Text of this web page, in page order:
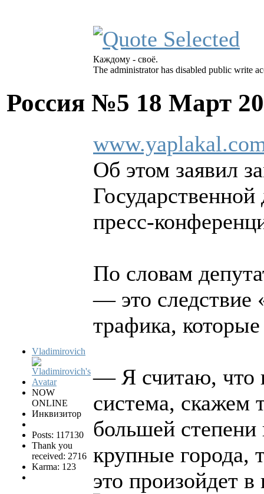
Каждому - своё.
The administrator has disabled public write
Россия №5 18 Март
Vladimirovich
NOW
ONLINE
Инквизитор
Posts: 117130
Thank you
received: 2716
Karma: 123
Об этом заявил
пресс-
По словам
— это следствие
трафика,
— Я считаю, что
система, скажем
большей
крупные города,
это произойдет